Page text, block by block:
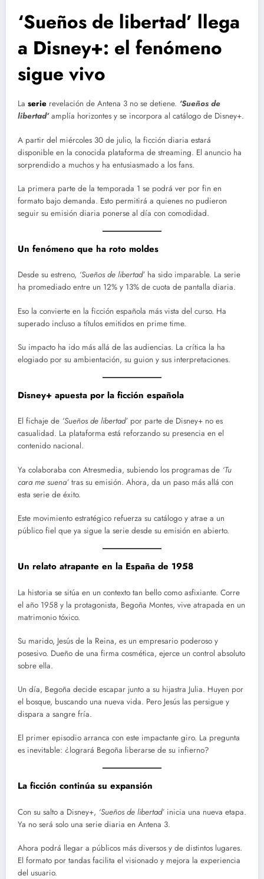
‘Sueños de libertad’ llega
a Disney+: el fenómeno
sigue vivo
La serie revelación de Antena 3 no se detiene. ‘Sueños de
libertad’amplía horizontes y se incorpora al catálogo de Disney+.
A partir del miércoles 30 de julio, la ficción diaria estará
disponible en la conocida plataforma de streaming. El anuncio ha
sorprendido a muchos y ha entusiasmado a los fans.
La primera parte de la temporada 1 se podrá ver por fin en
formato bajo demanda. Esto permitirá a quienes no pudieron
seguir su emisión diaria ponerse al día con comodidad.
Un fenómeno que ha roto moldes
Desde su estreno, ‘Sueños de libertad’ ha sido imparable. La serie
ha promediado entre un 12% y 13% de cuota de pantalla diaria.
Eso la convierte en la ficción española más vista del curso. Ha
superado incluso a títulos emitidos en prime time.
Su impacto ha ido más allá de las audiencias. La crítica la ha
elogiado por su ambientación, su guion y sus interpretaciones.
Disney+ apuesta por la ficción española
El fichaje de ‘Sueños de libertad’ por parte de Disney+ no es
casualidad. La plataforma está reforzando su presencia en el
contenido nacional.
Ya colaboraba con Atresmedia, subiendo los programas de ‘Tu
cara me suena’ tras su emisión. Ahora, da un paso más allá con
esta serie de éxito.
Este movimiento estratégico refuerza su catálogo y atrae a un
público fiel que ya sigue la serie desde su emisión en abierto.
Un relato atrapante en la España de 1958
La historia se sitúa en un contexto tan bello como asfixiante. Corre
el año 1958 y la protagonista, Begoña Montes, vive atrapada en un
matrimonio tóxico.
Su marido, Jesús de la Reina, es un empresario poderoso y
posesivo. Dueño de una firma cosmética, ejerce un control absoluto
sobre ella.
Un día, Begoña decide escapar junto a su hijastra Julia. Huyen por
el bosque, buscando una nueva vida. Pero Jesús las persigue y
dispara a sangre fría.
El primer episodio arranca con este impactante giro. La pregunta
es inevitable: ¿logrará Begoña liberarse de su infierno?
La ficción continúa su expansión
Con su salto a Disney+, ‘Sueños de libertad’ inicia una nueva etapa.
Ya no será solo una serie diaria en Antena 3.
Ahora podrá llegar a públicos más diversos y de distintos lugares.
El formato por tandas facilita el visionado y mejora la experiencia
del usuario.